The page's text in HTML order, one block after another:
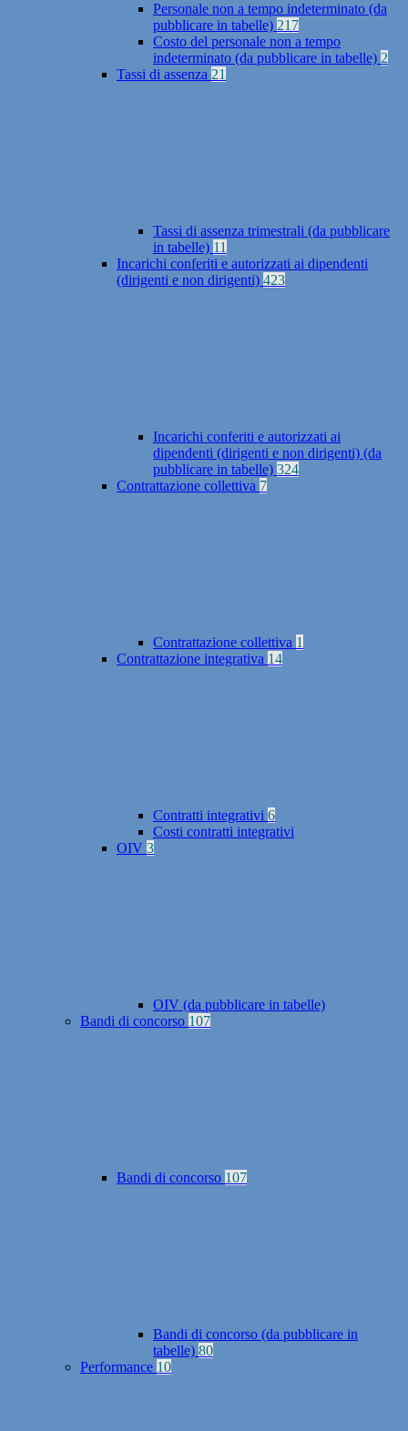
Personale non a tempo indeterminato (da
pubblicare in tabelle) 217
Costo del personale non a tempo
indeterminato (da pubblicare in tabelle) 2
Tassi di assenza 21
Tassi di assenza trimestrali (da pubblicare
in tabelle) 11
Incarichi conferiti e autorizzati ai dipendenti
(dirigenti e non dirigenti) 423
Incarichi conferiti e autorizzati ai
dipendenti (dirigenti e non dirigenti) (da
pubblicare in tabelle) 324
Contrattazione collettiva 7
Contrattazione collettiva 1
Contrattazione integrativa 14
Contratti integrativi 6
Costi contratti integrativi
OIV 3
OIV (da pubblicare in tabelle)
Bandi di concorso 107
Bandi di concorso 107
Bandi di concorso (da pubblicare in
tabelle) 80
Performance 10